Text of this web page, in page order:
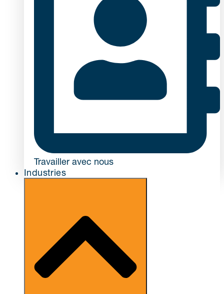
Travailler avec nous
Industries